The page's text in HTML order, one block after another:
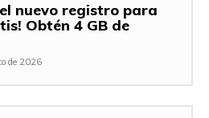
nuevo registro para
Obtén 4 GB de
de 2026